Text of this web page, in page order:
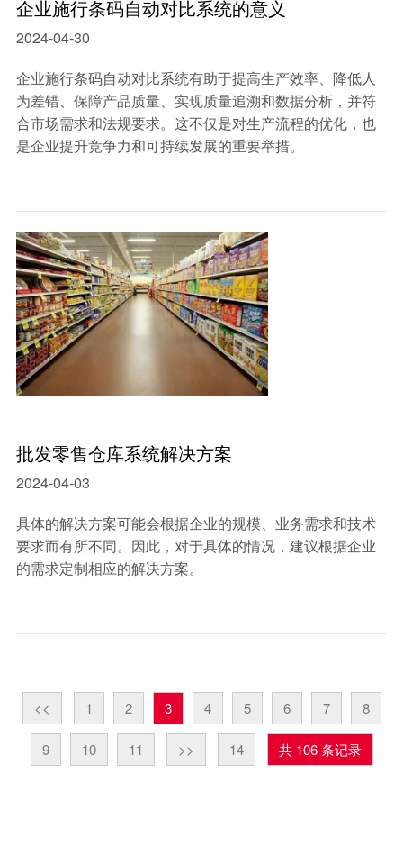
企业施行条码自动对比系统的意义
2024-04-30
企业施行条码自动对比系统有助于提高生产效率、降低人
为差错、保障产品质量、实现质量追溯和数据分析，并符
合市场需求和法规要求。这不仅是对生产流程的优化，也
是企业提升竞争力和可持续发展的重要举措。
批发零售仓库系统解决方案
2024-04-03
具体的解决方案可能会根据企业的规模、业务需求和技术
要求而有所不同。因此，对于具体的情况，建议根据企业
的需求定制相应的解决方案。
<< 1 2 3 4 5 6 7 8
9 10 11 >> 14 共 106 条记录